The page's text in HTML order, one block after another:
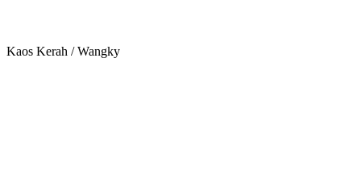
Kaos Kerah / Wangky